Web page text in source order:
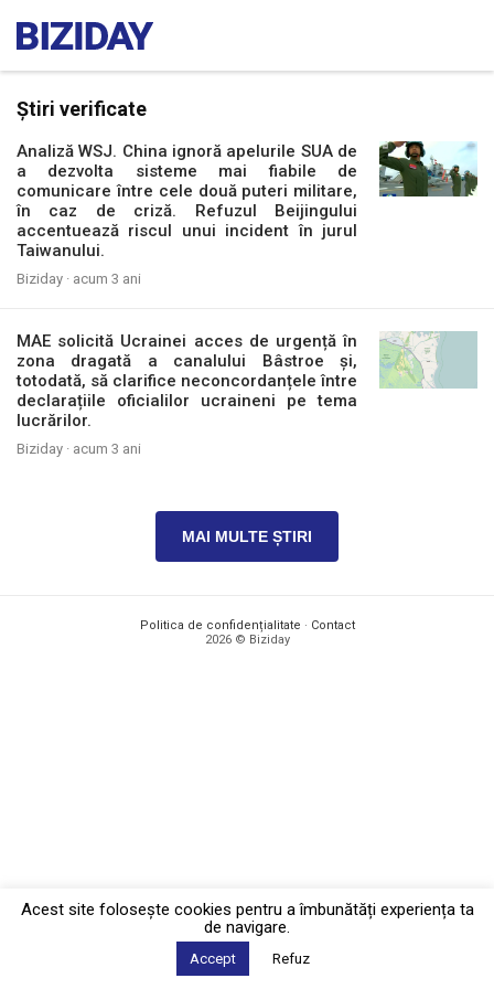
Știri verificate
Analiză WSJ. China ignoră apelurile SUA de
a dezvolta sisteme mai fiabile de
comunicare între cele două puteri militare,
în caz de criză. Refuzul Beijingului
accentuează riscul unui incident în jurul
Taiwanului.
Biziday · acum 3 ani
MAE solicită Ucrainei acces de urgență în
zona dragată a canalului Bâstroe și,
totodată, să clarifice neconcordanțele între
declarațiile oficialilor ucraineni pe tema
lucrărilor.
Biziday · acum 3 ani
MAI MULTE ȘTIRI
Politica de confidențialitate · Contact
2026 © Biziday
Acest site foloseşte cookies pentru a îmbunătăți experiența ta
de navigare.
Accept Refuz